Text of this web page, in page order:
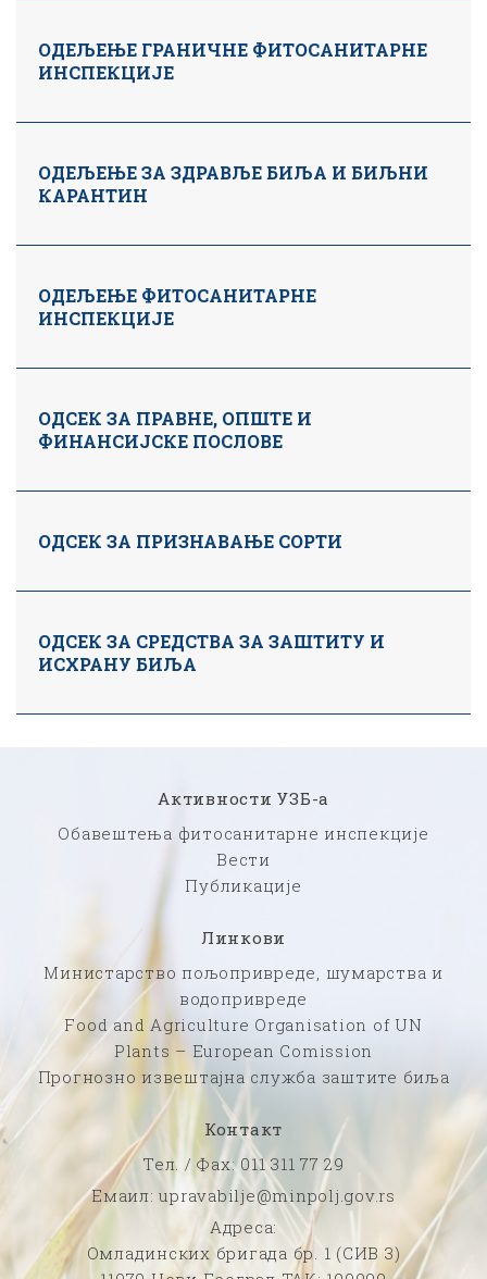
ОДЕЉЕЊЕ ГРАНИЧНЕ ФИТОСАНИТАРНЕ
ИНСПЕКЦИЈЕ
ОДЕЉЕЊЕ ЗА ЗДРАВЉЕ БИЉА И БИЉНИ
КАРАНТИН
ОДЕЉЕЊЕ ФИТОСАНИТАРНЕ
ИНСПЕКЦИЈЕ
ОДСЕК ЗА ПРАВНЕ, ОПШТЕ И
ФИНАНСИЈСКЕ ПОСЛОВЕ
ОДСЕК ЗА ПРИЗНАВАЊЕ СОРТИ
ОДСЕК ЗА СРЕДСТВА ЗА ЗАШТИТУ И
ИСХРАНУ БИЉА
Активности УЗБ-а
Обавештења фитосанитарне инспекције
Вести
Публикације
Линкови
Министарство пољопривреде, шумарства и
водопривреде
Food and Agriculture Organisation of UN
Plants – European Comission
Прогнозно извештајна служба заштите биља
Контакт
Тел. / Фаx: 011 311 77 29
Емаил: upravabilje@minpolj.gov.rs
Адреса:
Омладинских бригада бр. 1 (СИВ 3)